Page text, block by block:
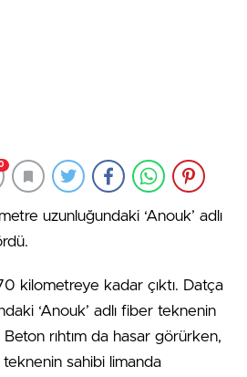
uzunluğundaki ‘Anouk’ adlı
kilometreye kadar çıktı. Datça
‘Anouk’ adlı fiber teknenin
Beton rıhtım da hasar görürken,
sahibi limanda